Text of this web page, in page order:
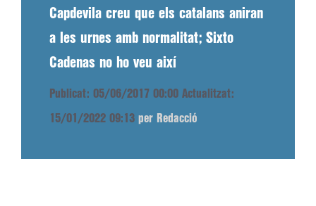
Capdevila creu que els catalans aniran
a les urnes amb normalitat; Sixto
Cadenas no ho veu així
Publicat: 05/06/2017 00:00 Actualitzat:
15/01/2022 09:13 per Redacció